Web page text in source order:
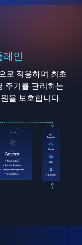
레인
로 적용하며 최초
주기를 관리하는
을 보호합니다.